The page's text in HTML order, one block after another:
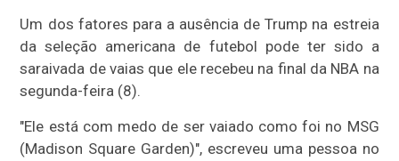
Um dos fatores para a ausência de Trump na estreia
da seleção americana de futebol pode ter sido a
saraivada de vaias que ele recebeu na final da NBA na
segunda-feira (8).
"Ele está com medo de ser vaiado como foi no MSG
(Madison Square Garden)", escreveu uma pessoa no